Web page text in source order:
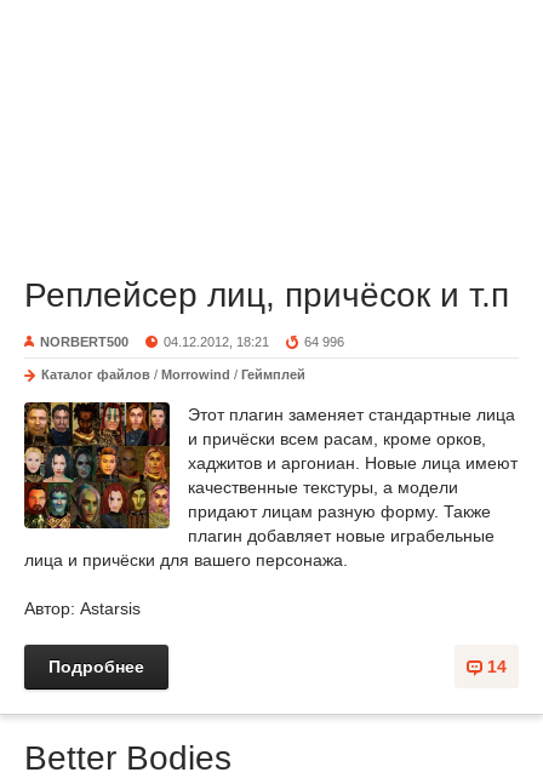
Реплейсер лиц, причёсок и т.п
NORBERT500 04.12.2012, 18:21 64 996
Каталог файлов / Morrowind / Геймплей
Этот плагин заменяет стандартные лица
и причёски всем расам, кроме орков,
хаджитов и аргониан. Новые лица имеют
качественные текстуры, а модели
придают лицам разную форму. Также
плагин добавляет новые играбельные
лица и причёски для вашего персонажа.
Автор: Astarsis
14
Подробнее
Better Bodies